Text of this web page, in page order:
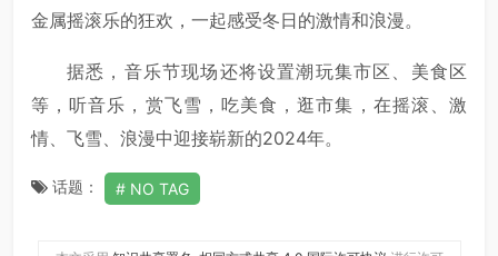
金属摇滚乐的狂欢，一起感受冬日的激情和浪漫。
据悉，音乐节现场还将设置潮玩集市区、美食区
等，听音乐，赏飞雪，吃美食，逛市集，在摇滚、激
情、飞雪、浪漫中迎接崭新的2024年。
话题： NO TAG